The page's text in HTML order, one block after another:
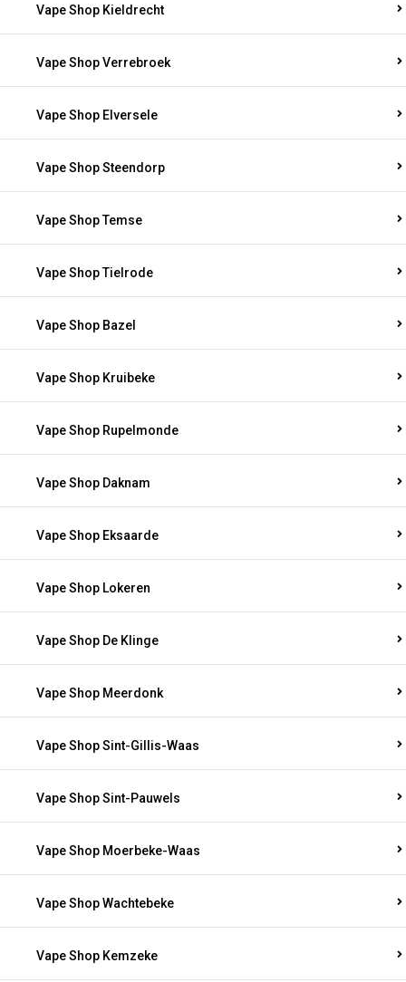
Vape Shop Kieldrecht
Vape Shop Verrebroek
Vape Shop Elversele
Vape Shop Steendorp
Vape Shop Temse
Vape Shop Tielrode
Vape Shop Bazel
Vape Shop Kruibeke
Vape Shop Rupelmonde
Vape Shop Daknam
Vape Shop Eksaarde
Vape Shop Lokeren
Vape Shop De Klinge
Vape Shop Meerdonk
Vape Shop Sint-Gillis-Waas
Vape Shop Sint-Pauwels
Vape Shop Moerbeke-Waas
Vape Shop Wachtebeke
Vape Shop Kemzeke